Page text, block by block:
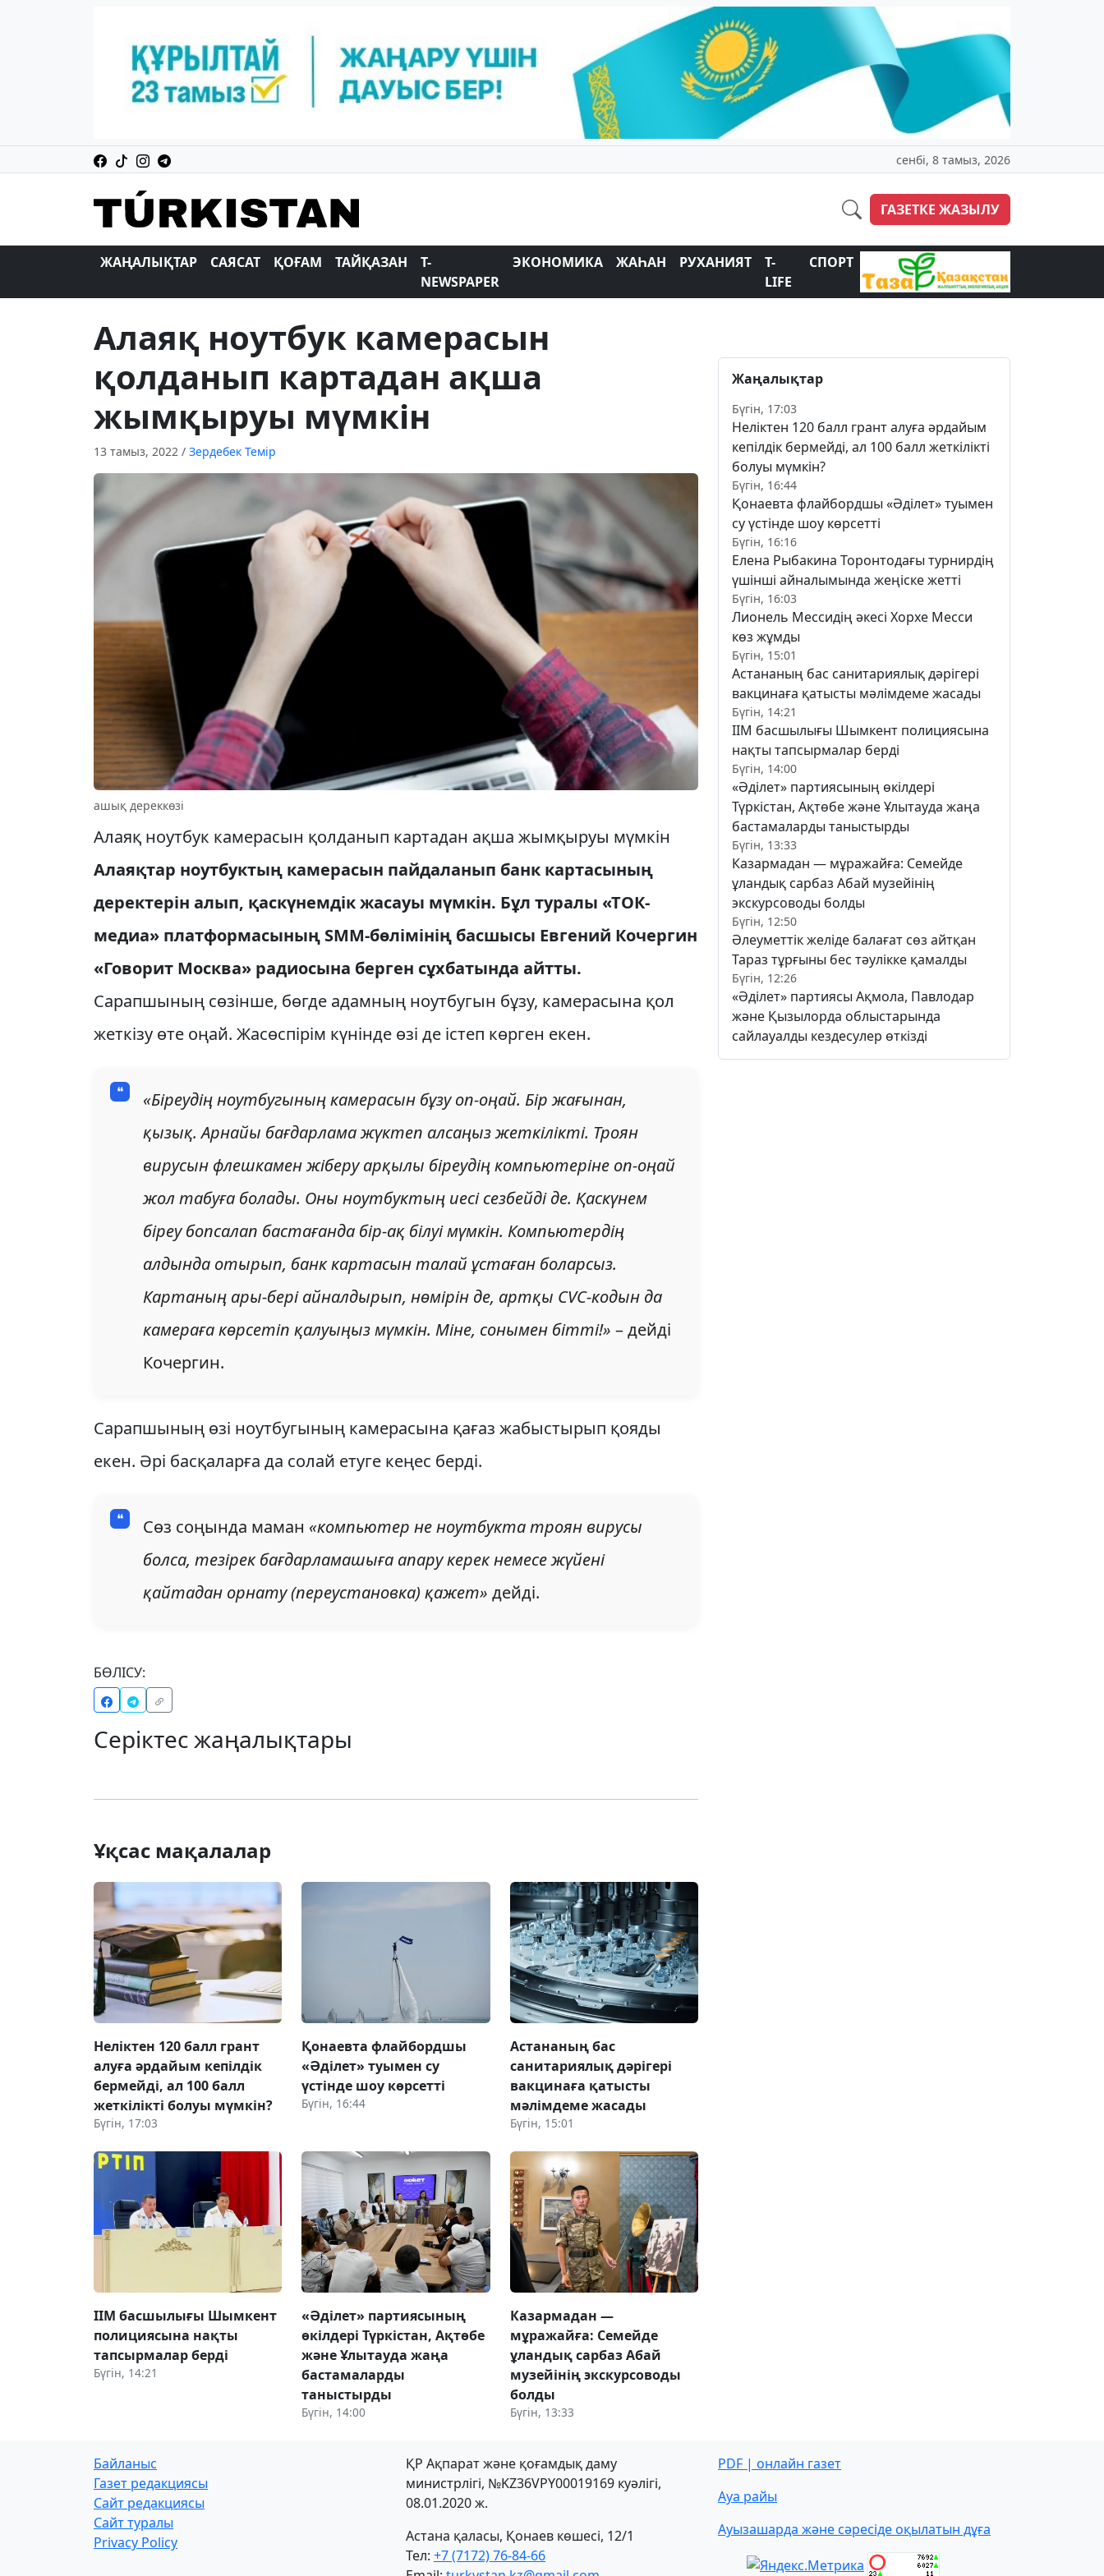
сенбі, 8 тамыз, 2026
ГАЗЕТКЕ ЖАЗЫЛУ
ЖАҢАЛЫҚТАР САЯСАТ ҚОҒАМ ТАЙҚАЗАН
T-
NEWSPAPER
ЭКОНОМИКА ЖАҺАН РУХАНИЯТ
T-
LIFE
СПОРТ
Алаяқ ноутбук камерасын
қолданып картадан ақша
жымқыруы мүмкін
13 тамыз, 2022 / Зердебек Темір
ашық дереккөзі
Алаяқ ноутбук камерасын қолданып картадан ақша жымқыруы мүмкін
Алаяқтар ноутбуктың камерасын пайдаланып банк картасының
деректерін алып, қаскүнемдік жасауы мүмкін. Бұл туралы «ТОК-
медиа» платформасының SMM-бөлімінің басшысы Евгений Кочергин
«Говорит Москва» радиосына берген сұхбатында айтты.
Сарапшының сөзінше, бөгде адамның ноутбугын бұзу, камерасына қол
жеткізу өте оңай. Жасөспірім күнінде өзі де істеп көрген екен.
«Біреудің ноутбугының камерасын бұзу оп-оңай. Бір жағынан,
қызық. Арнайы бағдарлама жүктеп алсаңыз жеткілікті. Троян
вирусын флешкамен жіберу арқылы біреудің компьютеріне оп-оңай
жол табуға болады. Оны ноутбуктың иесі сезбейді де. Қаскүнем
біреу бопсалап бастағанда бір-ақ білуі мүмкін. Компьютердің
алдында отырып, банк картасын талай ұстаған боларсыз.
Картаның ары-бері айналдырып, нөмірін де, артқы СVC-кодын да
камераға көрсетіп қалуыңыз мүмкін. Міне, сонымен бітті!» – дейді
Кочергин.
Сарапшының өзі ноутбугының камерасына қағаз жабыстырып қояды
екен. Әрі басқаларға да солай етуге кеңес берді.
Сөз соңында маман «компьютер не ноутбукта троян вирусы
болса, тезірек бағдарламашыға апару керек немесе жүйені
қайтадан орнату (переустановка) қажет» дейді.
БӨЛІСУ:
Серіктес жаңалықтары
Ұқсас мақалалар
Неліктен 120 балл грант
алуға әрдайым кепілдік
бермейді, ал 100 балл
жеткілікті болуы мүмкін?
Бүгін, 17:03
Қонаевта флайбордшы
«Әділет» туымен су
үстінде шоу көрсетті
Бүгін, 16:44
Астананың бас
санитариялық дәрігері
вакцинаға қатысты
мәлімдеме жасады
Бүгін, 15:01
ІІМ басшылығы Шымкент
полициясына нақты
тапсырмалар берді
Бүгін, 14:21
«Әділет» партиясының
өкілдері Түркістан, Ақтөбе
және Ұлытауда жаңа
бастамаларды
таныстырды
Бүгін, 14:00
Казармадан —
мұражайға: Семейде
ұландық сарбаз Абай
музейінің экскурсоводы
болды
Бүгін, 13:33
Жаңалықтар
Бүгін, 17:03
Неліктен 120 балл грант алуға әрдайым
кепілдік бермейді, ал 100 балл жеткілікті
болуы мүмкін?
Бүгін, 16:44
Қонаевта флайбордшы «Әділет» туымен
су үстінде шоу көрсетті
Бүгін, 16:16
Елена Рыбакина Торонтодағы турнирдің
үшінші айналымында жеңіске жетті
Бүгін, 16:03
Лионель Мессидің әкесі Хорхе Месси
көз жұмды
Бүгін, 15:01
Астананың бас санитариялық дәрігері
вакцинаға қатысты мәлімдеме жасады
Бүгін, 14:21
ІІМ басшылығы Шымкент полициясына
нақты тапсырмалар берді
Бүгін, 14:00
«Әділет» партиясының өкілдері
Түркістан, Ақтөбе және Ұлытауда жаңа
бастамаларды таныстырды
Бүгін, 13:33
Казармадан — мұражайға: Семейде
ұландық сарбаз Абай музейінің
экскурсоводы болды
Бүгін, 12:50
Әлеуметтік желіде балағат сөз айтқан
Тараз тұрғыны бес тәулікке қамалды
Бүгін, 12:26
«Әділет» партиясы Ақмола, Павлодар
және Қызылорда облыстарында
сайлауалды кездесулер өткізді
Байланыс
Газет редакциясы
Сайт редакциясы
Сайт туралы
Privacy Policy
ҚР Ақпарат және қоғамдық даму
министрлігі, №KZ36VPY00019169 куәлігі,
08.01.2020 ж.
Астана қаласы, Қонаев көшесі, 12/1
Тел: +7 (7172) 76-84-66
PDF | онлайн газет
Ауа райы
Ауызашарда және сәресіде оқылатын дұға